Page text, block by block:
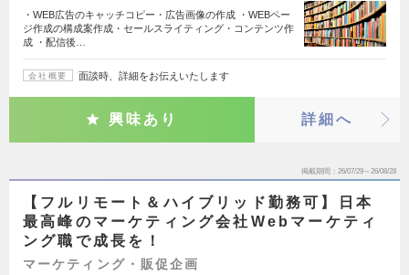
・WEB広告のキャッチコピー・広告画像の作成 ・WEBペー
ジ作成の構成案作成・セールスライティング・コンテンツ作
成 ・配信後…
会社概要 面談時、詳細をお伝えいたします
興味あり 詳細へ
掲載期間 26/07/29～26/08/28
【フルリモート＆ハイブリッド勤務可】日本
最高峰のマーケティング会社Webマーケティ
ング職で成長を！
マーケティング・販促企画